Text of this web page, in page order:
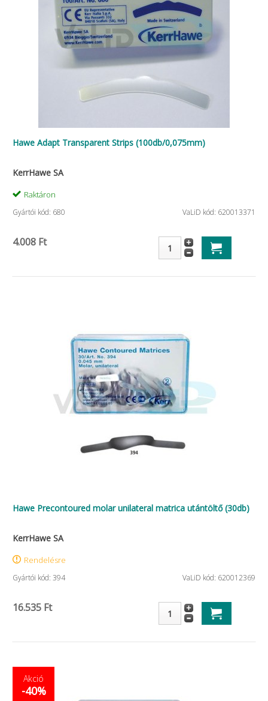
Hawe Adapt Transparent Strips (100db/0,075mm)
KerrHawe SA
Raktáron
Gyártói kód: 680 VaLiD kód: 620013371
4.008 Ft
Hawe Precontoured molar unilateral matrica utántöltő (30db)
KerrHawe SA
Rendelésre
Gyártói kód: 394 VaLiD kód: 620012369
16.535 Ft
Akció
-40%